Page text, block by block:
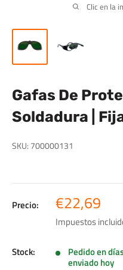
Clic en la
Gafas De
Soldadura |
SKU: 700000131
Precio: Precio
de
venta
€22,69
Impuestos
Stock: Pedido en
enviado hoy